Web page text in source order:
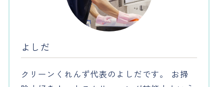
よしだ
クリーンくれんず代表のよしだです。 お掃